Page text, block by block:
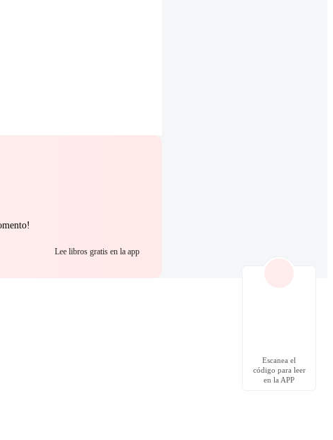
Lee libros gratis en la app
Escanea el
código para leer
en la APP